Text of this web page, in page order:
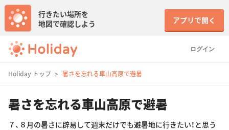
ログイン
行きたい場所を
地図で確認しよう
アプリで開く
Holiday トップ 暑さを忘れる車山高原で避暑
暑さを忘れる車山高原で避暑
７、８月の暑さに辟易して週末だけでも避暑地に行きたい！と思う